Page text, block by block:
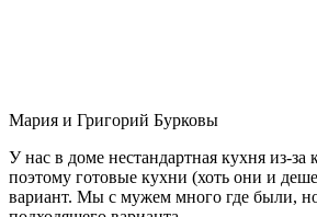
Мария и Григорий Бурковы
У нас в доме нестандартная кухня из-за
поэтому готовые кухни (хоть они и
вариант. Мы с мужем много где были,